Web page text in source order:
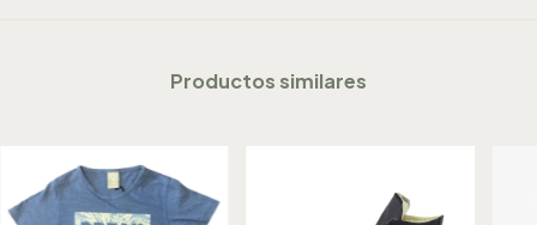
Productos similares